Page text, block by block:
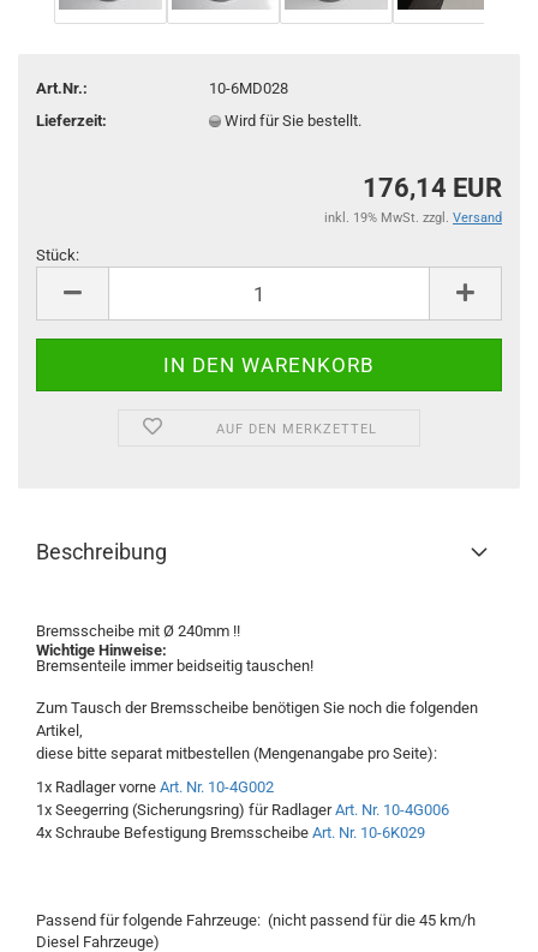
Art.Nr.:
10-6MD028
Lieferzeit:
Wird für Sie bestellt.
176,14 EUR
inkl. 19% MwSt. zzgl. Versand
Stück:
AUF DEN MERKZETTEL
Beschreibung
Bremsscheibe mit Ø 240mm !!
Wichtige Hinweise:
Bremsenteile immer beidseitig tauschen!
Zum Tausch der Bremsscheibe benötigen Sie noch die folgenden
Artikel,
diese bitte separat mitbestellen (Mengenangabe pro Seite):
1x Radlager vorne Art. Nr. 10-4G002
1x Seegerring (Sicherungsring) für RadlagerArt. Nr. 10-4G006
4x Schraube Befestigung Bremsscheibe Art. Nr. 10-6K029
Passend für folgende Fahrzeuge: (nicht passend für die 45 km/h
Diesel Fahrzeuge)